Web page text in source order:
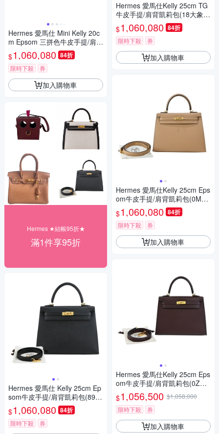
Hermes 愛馬仕 Mini Kelly 20c
m Epsom 三拼色牛皮手提/肩背
凱莉包(AU牛仔藍/芝麻/樹皮/B
刻/銀釦)
$1,060,080 84折
限時下殺 券
加入購物車
Hermes ★結帳95折★
滿1件享95折
Hermes 愛馬仕 Kelly 25cm Ep
som牛皮手提/肩背凱莉包(89經
典黑/Z刻/金釦)
$1,060,080 84折
限時下殺 券
Hermes 愛馬仕Kelly 25cm TG
牛皮手提/肩背凱莉包(18大象
灰/U刻/金釦)
$1,060,080 84折
限時下殺 券
加入購物車
Hermes 愛馬仕Kelly 25cm Eps
om牛皮手提/肩背凱莉包(0M奶
茶/U刻/金釦)
$1,060,080 84折
限時下殺 券
加入購物車
Hermes 愛馬仕Kelly 25cm Eps
om牛皮手提/肩背凱莉包(0Z紅
棕/U刻/金釦)
$1,056,500 $1,058,000
限時下殺
券
加入購物車